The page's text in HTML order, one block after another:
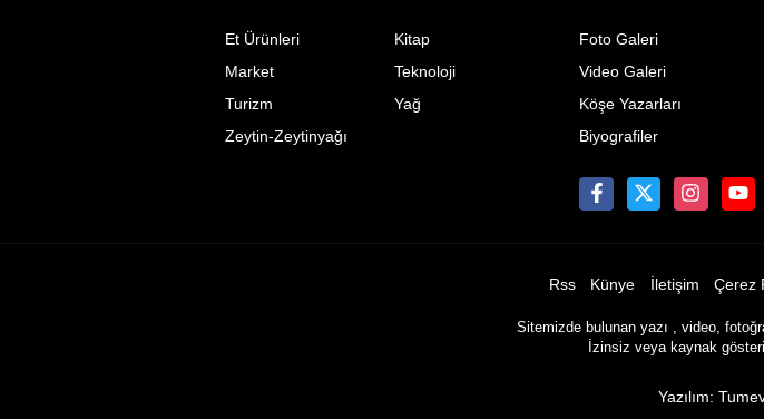
Et Ürünleri
Kitap
Market
Teknoloji
Turizm
Yağ
Zeytin-Zeytinyağı
Foto Galeri
Video Galeri
Köşe Yazarları
Biyografiler
Rss Künye İletişim Çerez
Sitemizde bulunan yazı , video,
İzinsiz veya kaynak
Yazılım: